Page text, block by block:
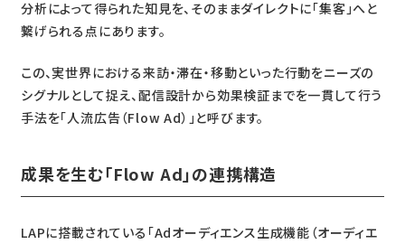
分析によって得られた知見を、そのままダイレクトに「集客」へと
繋げられる点にあります。
この、実世界における来訪・滞在・移動といった行動をニーズの
シグナルとして捉え、配信設計から効果検証までを一貫して行う
手法を「人流広告（Flow Ad）」と呼びます。
成果を生む「Flow Ad」の連携構造
LAPに搭載されている「Adオーディエンス生成機能（オーディエ